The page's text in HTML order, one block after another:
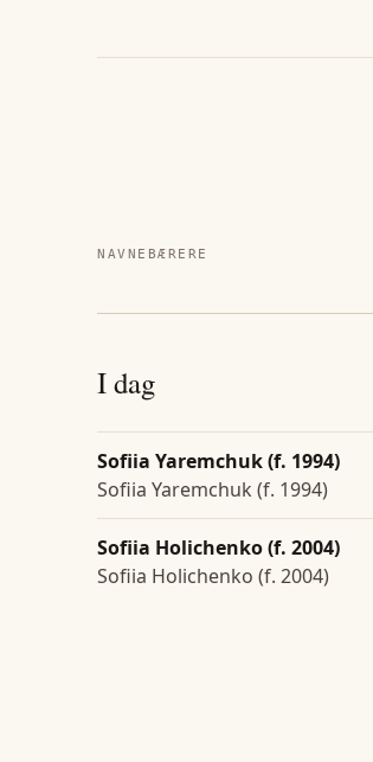
NAVNEBÆRERE
I dag
Sofiia Yaremchuk (f. 1994)
Sofiia Yaremchuk (f. 1994)
Sofiia Holichenko (f. 2004)
Sofiia Holichenko (f. 2004)